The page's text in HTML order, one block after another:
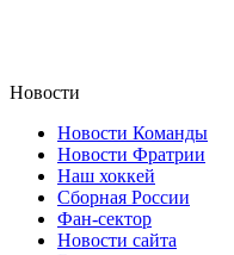
Новости
Новости Команды
Новости Фратрии
Наш хоккей
Сборная России
Фан-cектор
Новости сайта